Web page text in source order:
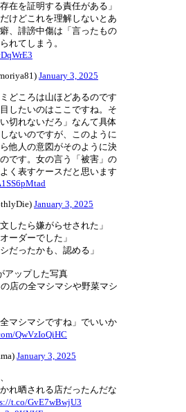
在を証明する責任がある」
けどこれを理解しないとあ
、誹謗中傷は「言ったもの
れてしまう。
January 3, 2025
どころは山ほどあるのです
したいのはここですね。そ
切れないだろ」なんて具体
ないのですが、このように
他人の意図がそのように決
です。女の言う「被害」の
く表すケースだと思います
January 3, 2025
したら嫌がらせされた」
ーダーでした」
だったかも、認める」
アップした写真
店の全マシマシや野菜マシ
マシマシですね」でいいか
QwVzIoQiHC
January 3, 2025
れ晒される店だったんだな
t.co/GvE7wBwjU3